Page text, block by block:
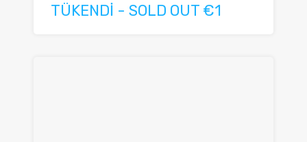
TÜKENDİ - SOLD OUT €1